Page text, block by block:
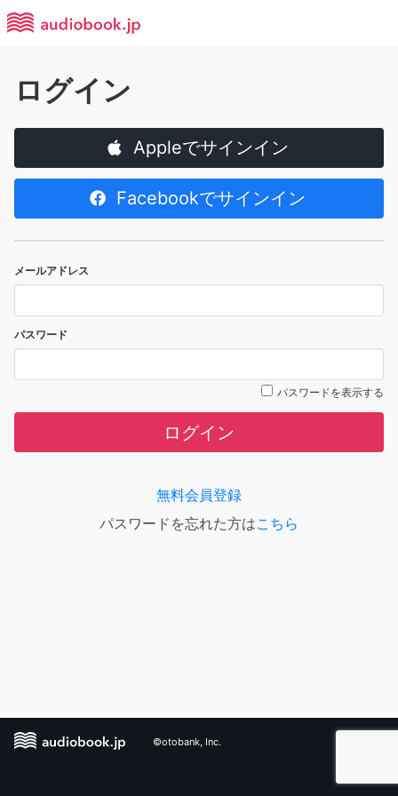
ログイン
Appleでサインイン
Facebookでサインイン
メールアドレス
パスワード
パスワードを表示する
ログイン
無料会員登録
パスワードを忘れた方はこちら
©otobank, Inc.